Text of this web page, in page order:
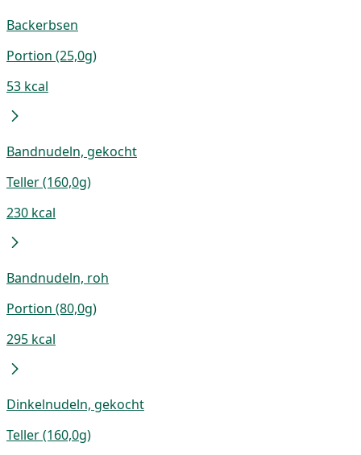
Backerbsen
Portion (25,0g)
53 kcal
Bandnudeln, gekocht
Teller (160,0g)
230 kcal
Bandnudeln, roh
Portion (80,0g)
295 kcal
Dinkelnudeln, gekocht
Teller (160,0g)